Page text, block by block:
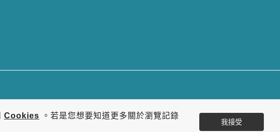
Cookies
。若是您想要知道更多關於瀏覽記錄
我接受